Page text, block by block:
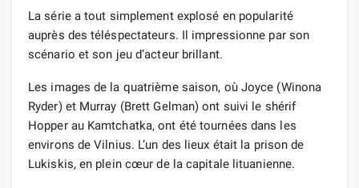
La série a tout simplement explosé en popularité
auprès des téléspectateurs. Il impressionne par son
scénario et son jeu d’acteur brillant.
Les images de la quatrième saison, où Joyce (Winona
Ryder) et Murray (Brett Gelman) ont suivi le shérif
Hopper au Kamtchatka, ont été tournées dans les
environs de Vilnius. L’un des lieux était la prison de
Lukiskis, en plein cœur de la capitale lituanienne.